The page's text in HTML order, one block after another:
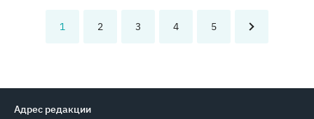
1 2 3 4 5
Адрес редакции